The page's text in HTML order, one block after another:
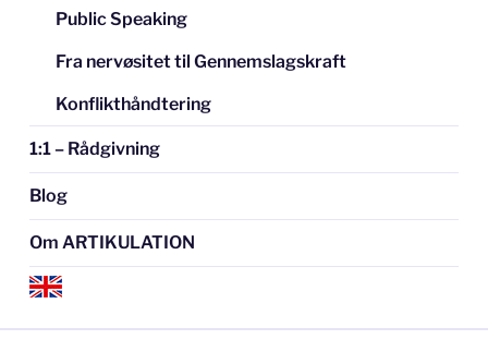
Public Speaking
Fra nervøsitet til Gennemslagskraft
Konflikthåndtering
1:1 – Rådgivning
Blog
Om ARTIKULATION